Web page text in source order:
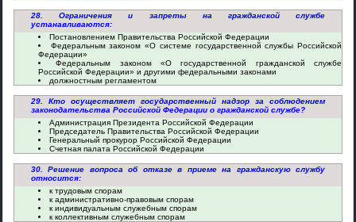
28. Ограничения и запреты на гражданской службе
устанавливаются:
Постановлением Правительства Российской Федерации
Федеральным законом «О системе государственной службы Российской
Федерации»
Федеральным законом «О государственной гражданской службе
Российской Федерации» и другими федеральными законами
должностным регламентом
29. Кто осуществляет государственный надзор за соблюдением
законодательства Российской Федерации о гражданской службе?
Администрация Президента Российской Федерации
Председатель Правительства Российской Федерации
Генеральный прокурор Российской Федерации
Счетная палата Российской Федерации
30. Решение вопроса об отказе в приеме на гражданскую службу
относится:
к трудовым спорам
к административно-правовым спорам
к индивидуальным служебным спорам
к коллективным служебным спорам